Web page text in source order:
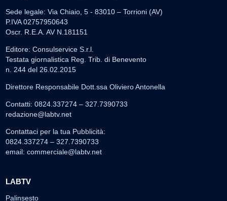
Sede legale: Via Chiaio, 5 - 83010 – Torrioni (AV)
P.IVA 02757950643
Oscr. R.E.A. AV N.181151
Editore: Consulservice S.r.l.
Testata giornalistica Reg. Trib. di Benevento
n. 244 del 26.02.2015
Direttore Responsabile Dott.ssa Oliviero Antonella
Contatti: 0824.337274 – 327.7390733
redazione@labtv.net
Contattaci per la tua Pubblicità:
0824.337274 – 327.7390733
email: commerciale@labtv.net
LABTV
Palinsesto